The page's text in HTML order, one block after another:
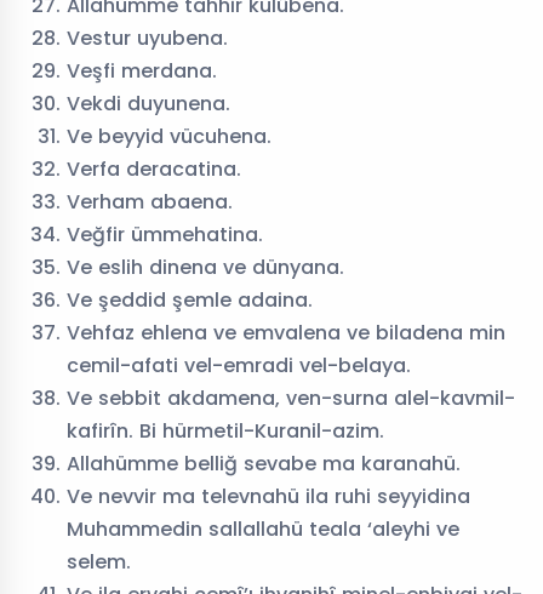
Vestur uyubena.
Veşfi merdana.
Vekdi duyunena.
Ve beyyid vücuhena.
Verfa deracatina.
Verham abaena.
Veğfir ümmehatina.
Ve eslih dinena ve dünyana.
Ve şeddid şemle adaina.
Vehfaz ehlena ve emvalena ve biladena min
cemil-afati vel-emradi vel-belaya.
Ve sebbit akdamena, ven-surna alel-kavmil-
kafirîn. Bi hürmetil-Kuranil-azim.
Allahümme belliğ sevabe ma karanahü.
Ve nevvir ma televnahü ila ruhi seyyidina
Muhammedin sallallahü teala ‘aleyhi ve
selem.